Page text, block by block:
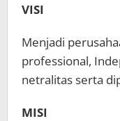
VISI
Menjadi
professional,
netralitas serta
MISI